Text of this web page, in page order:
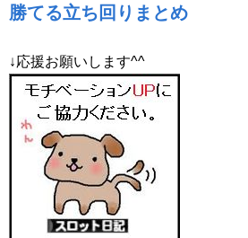
勝てる立ち回りまとめ
↓応援お願いします^^